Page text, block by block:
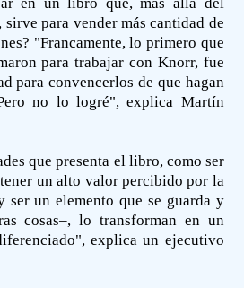
para vender más cantidad de
"Francamente, lo primero que
para trabajar con Knorr, fue
para convencerlos de que hagan
no lo logré", explica Martín
que presenta el libro, como ser
un alto valor percibido por la
ser un elemento que se guarda y
cosas–, lo transforman en un
explica un ejecutivo